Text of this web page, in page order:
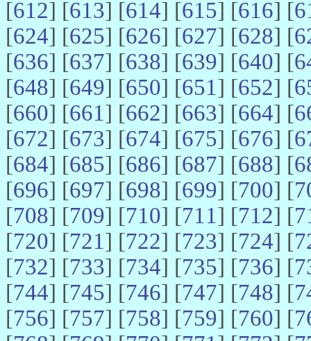
[612] [613] [614] [615] [616] [
[624] [625] [626] [627] [628] [
[636] [637] [638] [639] [640] [
[648] [649] [650] [651] [652] [
[660] [661] [662] [663] [664] [
[672] [673] [674] [675] [676] [
[684] [685] [686] [687] [688] [
[696] [697] [698] [699] [700] [
[708] [709] [710] [711] [712] [
[720] [721] [722] [723] [724] [
[732] [733] [734] [735] [736] [
[744] [745] [746] [747] [748] [
[756] [757] [758] [759] [760] [